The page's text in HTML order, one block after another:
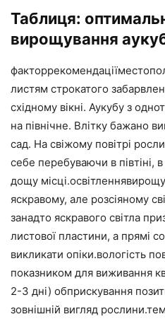
Таблиця:
вирощування
листям строкатого
східному вікні. Аукубу з
на північне. Влітку бажано
сад. На свіжому повітрі
себе перебуваючи в півтіні,
дощу
яскравому, але розсіяному
занадто яскравого світла
листової пластини, а прямі
викликати опіки.вологість
показником для виживання
2-3 дні) обприскування
зовнішній вигляд